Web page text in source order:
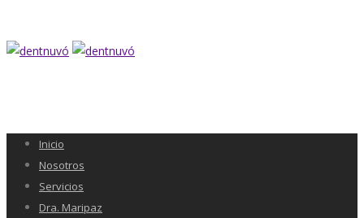
Inicio
Nosotros
Servicios
Dra. Maripaz